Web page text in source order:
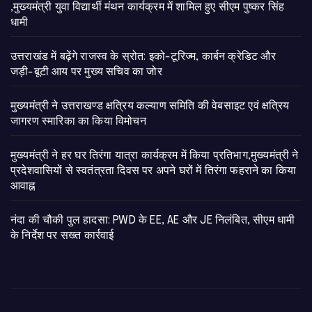
,मुख्यमंत्री युवा विद्यार्थी मंथन कार्यक्रम में शामिल हुए सीएम पुष्कर सिंह
धामी
उत्तराखंड में बढ़ेंगे राजस्व के स्रोत: इको-टूरिज्म, कार्बन क्रेडिट और
जड़ी-बूटी आय पर मुख्य सचिव का जोर
मुख्यमंत्री ने उत्तराखण्ड क्षत्रिय कल्याण समिति की वेबसाइट एवं क्षत्रिय
जागरण स्मारिका का किया विमोचन
मुख्यमंत्री ने हर घर तिरंगा यात्रा कार्यक्रम में किया प्रतिभाग,मुख्यमंत्री ने
प्रदेशवासियों से स्वतंत्रता दिवस पर अपने घरों में तिरंगा फहराने का किया
आवाह्न
नंदा की चौकी पुल हादसा: PWD के EE, AE और JE निलंबित, सीएम धामी
के निर्देश पर सख्त कार्रवाई